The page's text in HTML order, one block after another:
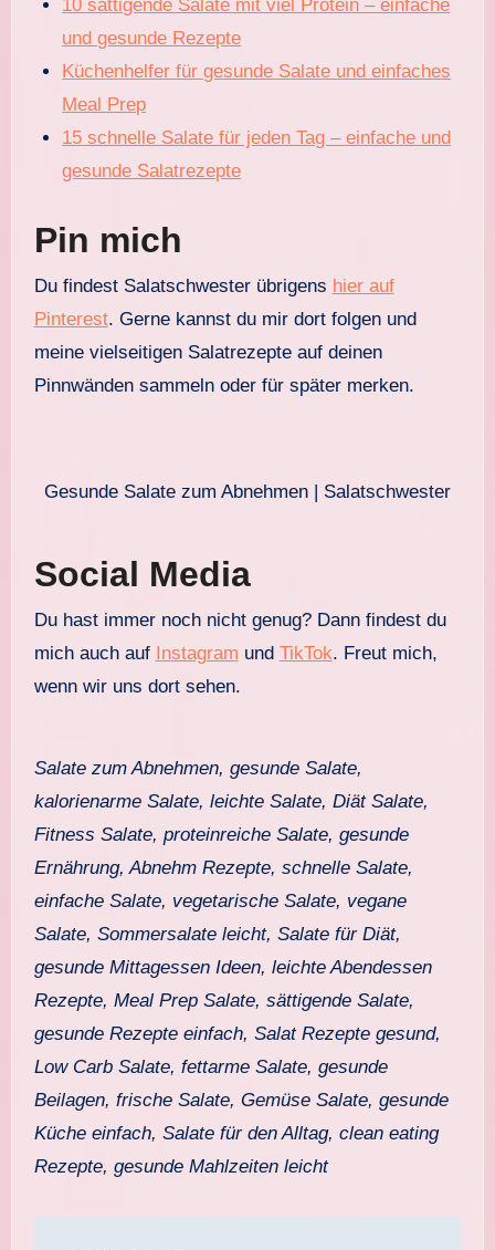
10 sättigende Salate mit viel Protein – einfache
und gesunde Rezepte
Küchenhelfer für gesunde Salate und einfaches
Meal Prep
15 schnelle Salate für jeden Tag – einfache und
gesunde Salatrezepte
Pin mich
Du findest Salatschwester übrigens hier auf
Pinterest. Gerne kannst du mir dort folgen und
meine vielseitigen Salatrezepte auf deinen
Pinnwänden sammeln oder für später merken.
Gesunde Salate zum Abnehmen | Salatschwester
Social Media
Du hast immer noch nicht genug? Dann findest du
mich auch auf Instagram und TikTok. Freut mich,
wenn wir uns dort sehen.
Salate zum Abnehmen, gesunde Salate,
kalorienarme Salate, leichte Salate, Diät Salate,
Fitness Salate, proteinreiche Salate, gesunde
Ernährung, Abnehm Rezepte, schnelle Salate,
einfache Salate, vegetarische Salate, vegane
Salate, Sommersalate leicht, Salate für Diät,
gesunde Mittagessen Ideen, leichte Abendessen
Rezepte, Meal Prep Salate, sättigende Salate,
gesunde Rezepte einfach, Salat Rezepte gesund,
Low Carb Salate, fettarme Salate, gesunde
Beilagen, frische Salate, Gemüse Salate, gesunde
Küche einfach, Salate für den Alltag, clean eating
Rezepte, gesunde Mahlzeiten leicht